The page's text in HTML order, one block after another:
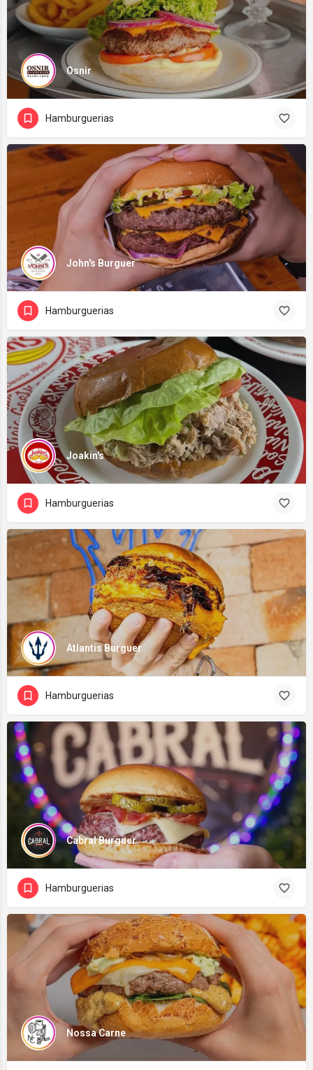
Osnir
Hamburguerias
John's Burguer
Hamburguerias
Joakin's
Hamburguerias
Atlantis Burguer
Hamburguerias
Cabral Burguer
Hamburguerias
Nossa Carne